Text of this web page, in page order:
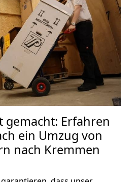
gemacht: Erfahren
ein Umzug von
nach Kremmen